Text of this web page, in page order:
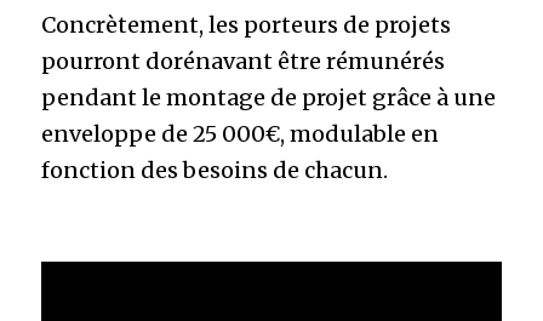
Concrètement, les porteurs de projets
pourront dorénavant être rémunérés
pendant le montage de projet grâce à une
enveloppe de 25 000€, modulable en
fonction des besoins de chacun.